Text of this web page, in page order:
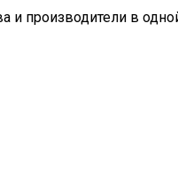
производители в